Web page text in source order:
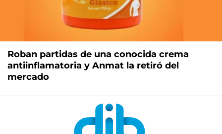
Roban partidas de una conocida crema
antiinflamatoria y Anmat la retiró del
mercado